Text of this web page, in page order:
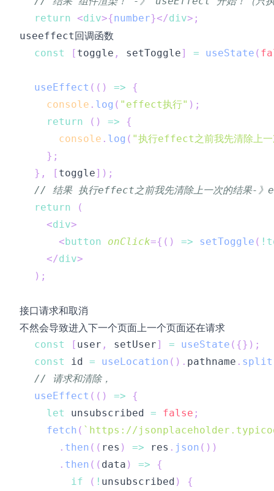
return <div>{number}</div> ;
useeffect回调函数
const [ toggle , setToggle] = useState (
useEffect ( ( ) =>
{
console . log ( "effect执行" ) ;
return
( ) =>
{
console . log ( "执行effect之前我先清除上
} ;
} , [ toggle] ) ;
// 结果 执行effect之前我先清除上一次的结果-
return
(
<div>
<button onClick={ ( ) => setToggle ( !
</div>
) ;
接口请求和取消
不然会导致进入下一个页面上一个页面还在请求
const [ user , setUser] = useState ( {} ) ;
const
id = useLocation ( ) . pathname . split
// 请求和清除，
useEffect ( ( ) =>
{
let
unsubscribed = false ;
fetch ( ` https://
. then ( ( res ) => res . json ( ) )
. then ( ( data ) =>
{
if
( ! unsubscribed ) {